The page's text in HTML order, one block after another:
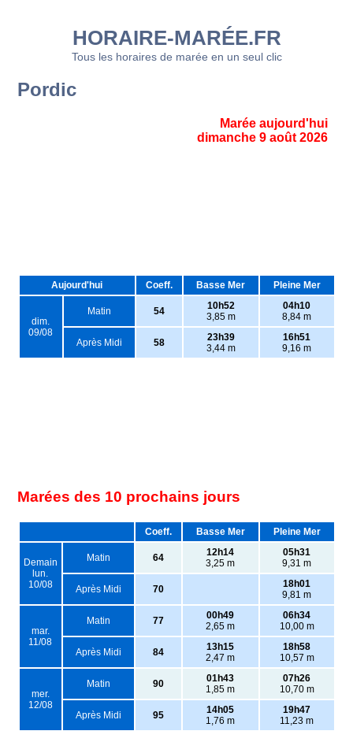
HORAIRE-MARÉE.FR
Tous les horaires de marée en un seul clic
Pordic
Marée aujourd'hui
dimanche 9 août 2026
Aujourd'hui Coeff. Basse Mer Pleine Mer
dim.
09/08
Matin 54
10h52
3,85 m
04h10
8,84 m
Après Midi 58
23h39
3,44 m
16h51
9,16 m
Marées des 10 prochains jours
Coeff. Basse Mer Pleine Mer
Demain
lun.
10/08
Matin 64
12h14
3,25 m
05h31
9,31 m
Après Midi 70
18h01
9,81 m
mar.
11/08
Matin 77
00h49
2,65 m
06h34
10,00 m
Après Midi 84
13h15
2,47 m
18h58
10,57 m
mer.
12/08
Matin 90
01h43
1,85 m
07h26
10,70 m
Après Midi 95
14h05
1,76 m
19h47
11,23 m